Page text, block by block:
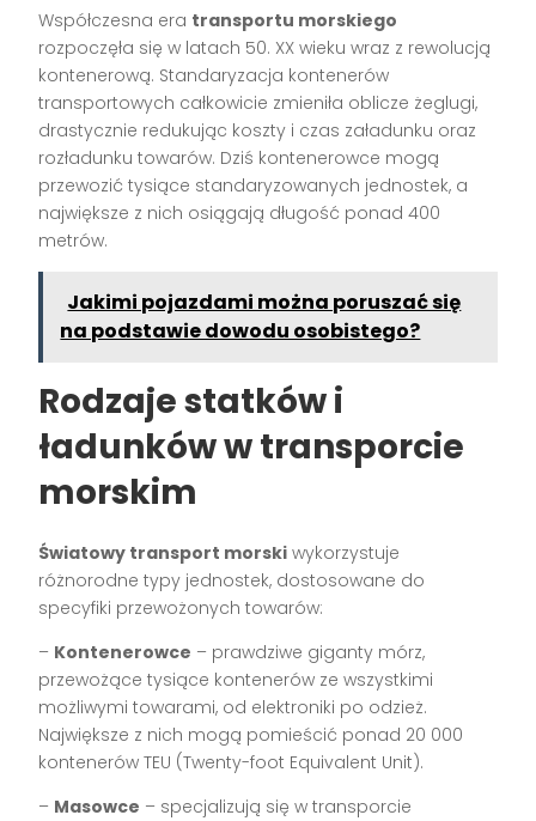
Współczesna era transportu morskiego
rozpoczęła się w latach 50. XX wieku wraz z rewolucją
kontenerową. Standaryzacja kontenerów
transportowych całkowicie zmieniła oblicze żeglugi,
drastycznie redukując koszty i czas załadunku oraz
rozładunku towarów. Dziś kontenerowce mogą
przewozić tysiące standaryzowanych jednostek, a
największe z nich osiągają długość ponad 400
metrów.
Jakimi pojazdami można poruszać się
na podstawie dowodu osobistego?
Rodzaje statków i
ładunków w transporcie
morskim
Światowy transport morski wykorzystuje
różnorodne typy jednostek, dostosowane do
specyfiki przewożonych towarów:
– Kontenerowce – prawdziwe giganty mórz,
przewożące tysiące kontenerów ze wszystkimi
możliwymi towarami, od elektroniki po odzież.
Największe z nich mogą pomieścić ponad 20 000
kontenerów TEU (Twenty-foot Equivalent Unit).
– Masowce – specjalizują się w transporcie